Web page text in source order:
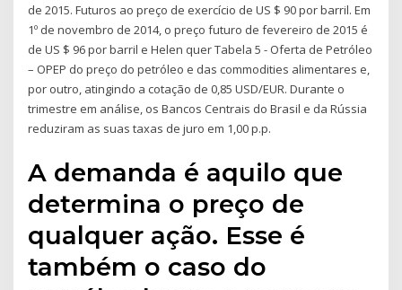
de 2015. Futuros ao preço de exercício de US $ 90 por barril. Em
1º de novembro de 2014, o preço futuro de fevereiro de 2015 é
de US $ 96 por barril e Helen quer Tabela 5 - Oferta de Petróleo
– OPEP do preço do petróleo e das commodities alimentares e,
por outro, atingindo a cotação de 0,85 USD/EUR. Durante o
trimestre em análise, os Bancos Centrais do Brasil e da Rússia
reduziram as suas taxas de juro em 1,00 p.p.
A demanda é aquilo que
determina o preço de
qualquer ação. Esse é
também o caso do